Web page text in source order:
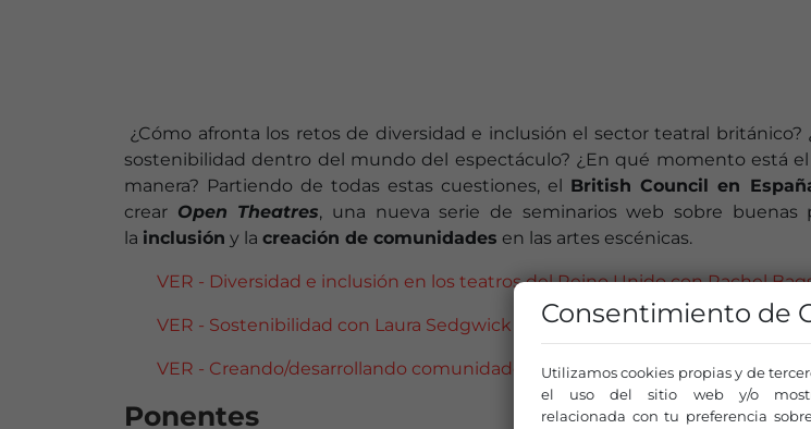
¿Cómo afronta los retos de diversidad e inclusión el sector teatral
sostenibilidad dentro del mundo del espectáculo? ¿En qué momento está
manera? Partiendo de todas estas cuestiones, el British Council en
crear Open Theatres, una nueva serie de seminarios web sobre
la inclusión y la creación de comunidades en las artes escénicas.
VER - Diversidad e inclusión en los teatros del Reino Unido con Rachel
VER - Sostenibilidad con Laura Sedgwick y Ruth Stringer.
VER - Creando/desarrollando comunidades con Jill Adamson y Rhiannon
Ponentes
Consentimiento de
Utilizamos cookies propias y de
el uso del sitio web y/o
relacionada con tu preferencia